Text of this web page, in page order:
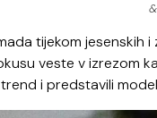
tijekom jesenskih
veste v izrezom
i predstavili